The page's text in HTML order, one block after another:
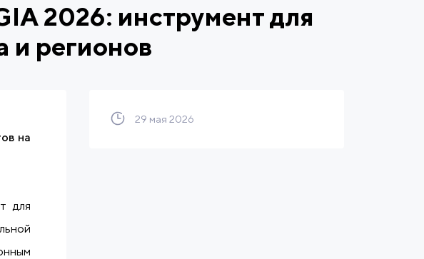
2026: инструмент для
и регионов
на
для
29 мая 2026